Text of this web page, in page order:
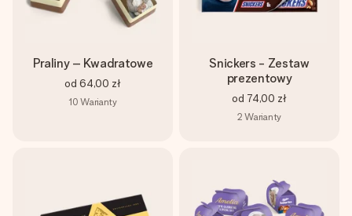
Praliny – Kwadratowe
od 64,00 zł
10 Warianty
Snickers - Zestaw
prezentowy
od 74,00 zł
2 Warianty